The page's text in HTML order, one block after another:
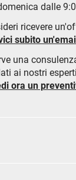
dalle
ricevere
subito
una
ai nostri
ora un